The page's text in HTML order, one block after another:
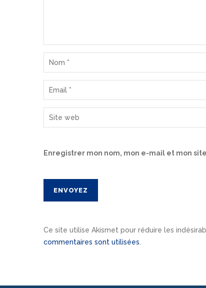
Enregistrer mon nom, mon e-mail et mon
Ce site utilise Akismet pour réduire les
commentaires sont utilisées